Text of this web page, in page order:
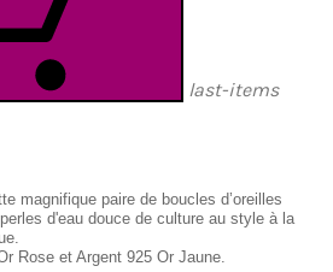
last-items
magnifique paire de boucles d’oreilles
d'eau douce de culture au style à la
Rose et Argent 925 Or Jaune.